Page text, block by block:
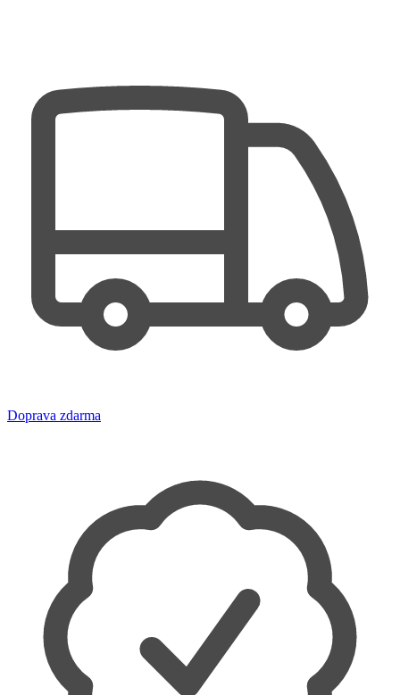
Doprava zdarma